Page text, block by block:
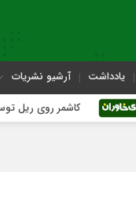
یادداشت آرشیو نشریات
کاشمر روی ریل توسعه متوازن